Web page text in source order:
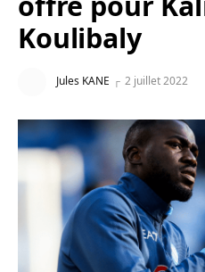
Koulibaly
Jules KANE 2 juillet 2022